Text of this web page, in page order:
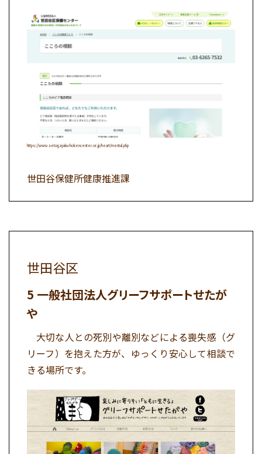
https://www.setagayaku-hokencenter.or.jp/heart/mental.php
世田谷保健所健康推進課
世田谷区
一般社団法人グリーフサポートせたが
や
大切な人との死別や離別などによる喪失感（グ
リーフ）を抱えた方が、ゆっくり安心して相談で
きる場所です。